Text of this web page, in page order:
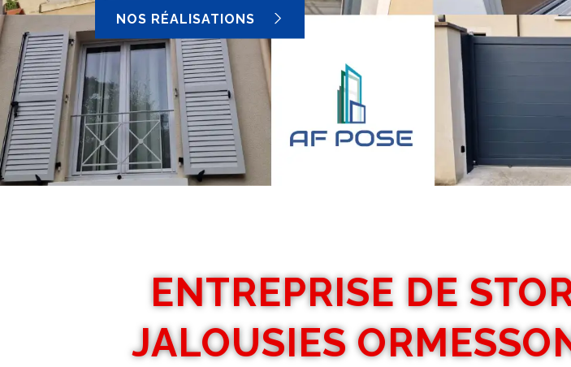
NOS RÉALISATIONS
ENTREPRISE DE
JALOUSIES